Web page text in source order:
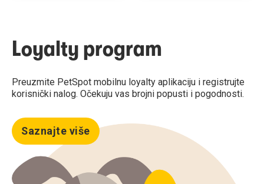
Loyalty program
Preuzmite PetSpot mobilnu loyalty aplikaciju i registrujte
korisnički nalog. Očekuju vas brojni popusti i pogodnosti.
Saznajte više